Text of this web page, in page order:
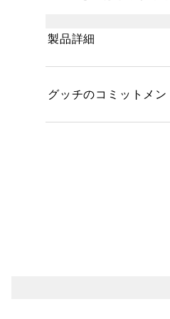
製品詳細
グッチのコミットメン